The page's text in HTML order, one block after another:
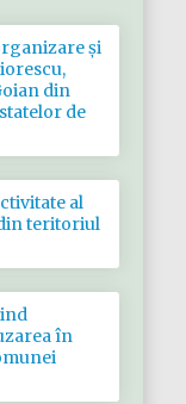
și
din
de
al
teritoriul
în